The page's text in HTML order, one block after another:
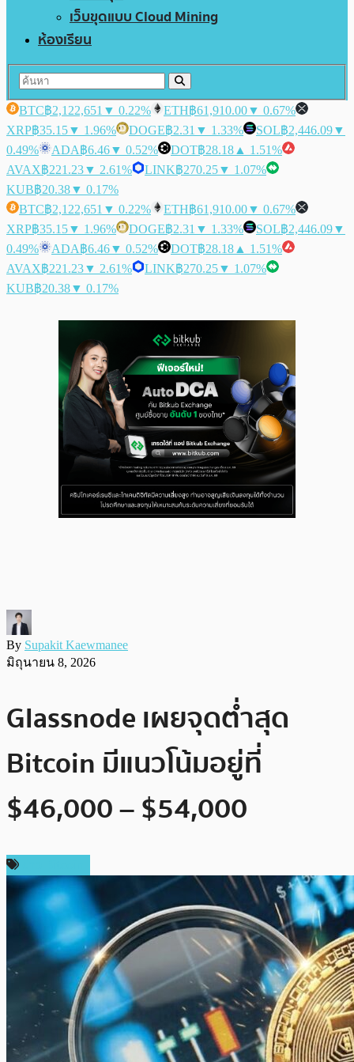
เว็บขุดแบบ Cloud Mining
ห้องเรียน
BTC฿2,122,651 ▼ 0.22% ETH฿61,910.00▼ 0.67%
XRP฿35.15▼ 1.96% DOGE฿2.31 ▼ 1.33% SOL฿2,446.09▼
0.49%
ADA฿6.46▼ 0.52% DOT฿28.18 ▲ 1.51%
AVAX฿221.23▼ 2.61% LINK฿270.25▼ 1.07%
KUB฿20.38▼ 0.17%
BTC฿2,122,651 ▼ 0.22% ETH฿61,910.00▼ 0.67%
XRP฿35.15▼ 1.96% DOGE฿2.31 ▼ 1.33% SOL฿2,446.09▼
0.49%
ADA฿6.46▼ 0.52% DOT฿28.18 ▲ 1.51%
AVAX฿221.23▼ 2.61% LINK฿270.25▼ 1.07%
KUB฿20.38▼ 0.17%
By Supakit Kaewmanee
มิถุนายน 8, 2026
Glassnode เผยจุดต่ำสุด
Bitcoin มีแนวโน้มอยู่ที่
$46,000 – $54,000